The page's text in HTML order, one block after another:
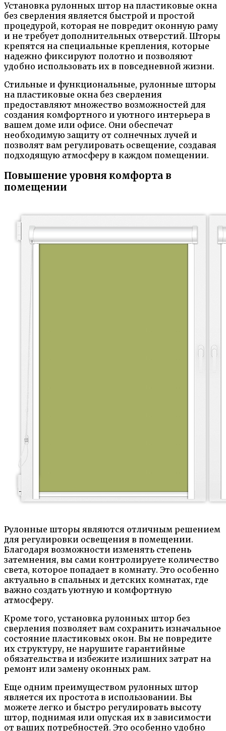
Установка рулонных штор на пластиковые окна
без сверления является быстрой и простой
процедурой, которая не повредит оконную раму
и не требует дополнительных отверстий. Шторы
крепятся на специальные крепления, которые
надежно фиксируют полотно и позволяют
удобно использовать их в повседневной жизни.
Стильные и функциональные, рулонные шторы
на пластиковые окна без сверления
предоставляют множество возможностей для
создания комфортного и уютного интерьера в
вашем доме или офисе. Они обеспечат
необходимую защиту от солнечных лучей и
позволят вам регулировать освещение, создавая
подходящую атмосферу в каждом помещении.
Повышение уровня комфорта в
помещении
Рулонные шторы являются отличным решением
для регулировки освещения в помещении.
Благодаря возможности изменять степень
затемнения, вы сами контролируете количество
света, которое попадает в комнату. Это особенно
актуально в спальных и детских комнатах, где
важно создать уютную и комфортную
атмосферу.
Кроме того, установка рулонных штор без
сверления позволяет вам сохранить изначальное
состояние пластиковых окон. Вы не повредите
их структуру, не нарушите гарантийные
обязательства и избежите излишних затрат на
ремонт или замену оконных рам.
Еще одним преимуществом рулонных штор
является их простота в использовании. Вы
можете легко и быстро регулировать высоту
штор, поднимая или опуская их в зависимости
от ваших потребностей. Это особенно удобно